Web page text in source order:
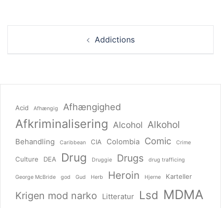
Addictions
Acid Afhængig Afhængighed
Afkriminalisering Alcohol Alkohol
Behandling Caribbean CIA Colombia Comic Crime
Culture DEA Drug Druggie Drugs drug trafficing
George McBride god Gud Herb Heroin Hjerne Karteller
Krigen mod narko Litteratur Lsd MDMA